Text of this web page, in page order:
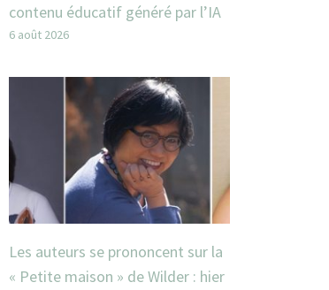
contenu éducatif généré par l’IA
6 août 2026
Les auteurs se prononcent sur la
« Petite maison » de Wilder : hier